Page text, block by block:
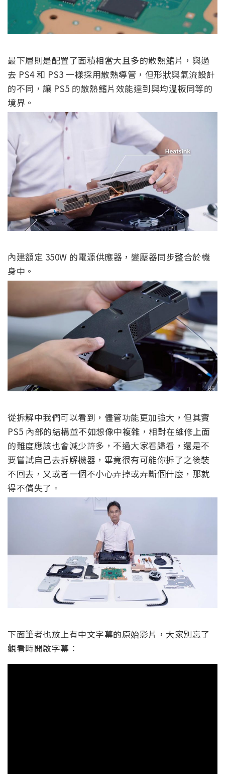
最下層則是配置了面積相當大且多的散熱鰭片，與過
去 PS4 和 PS3 一樣採用散熱導管，但形狀與氣流設計
的不同，讓 PS5 的散熱鰭片效能達到與均溫板同等的
境界。
內建額定 350W 的電源供應器，變壓器同步整合於機
身中。
從拆解中我們可以看到，儘管功能更加強大，但其實
PS5 內部的結構並不如想像中複雜，相對在維修上面
的難度應該也會減少許多，不過大家看歸看，還是不
要嘗試自己去拆解機器，畢竟很有可能你拆了之後裝
不回去，又或者一個不小心弄掉或弄斷個什麼，那就
得不償失了。
下面筆者也放上有中文字幕的原始影片，大家別忘了
觀看時開啟字幕：